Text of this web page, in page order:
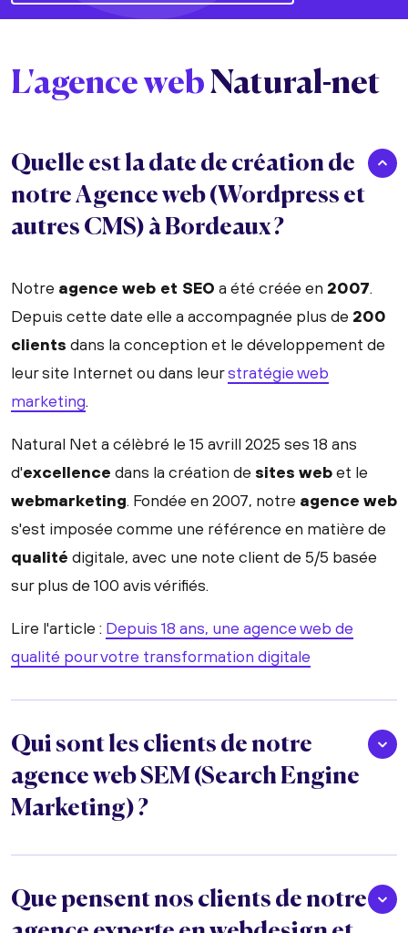
L'agence webNatural-net
Quelle est la date de création de
notre Agence web (Wordpress et
autres CMS) à Bordeaux ?
Notre agence web et SEO a été créée en 2007.
Depuis cette date elle a accompagnée plus de 200
clients dans la conception et le développement de
leur site Internet ou dans leurstratégie web
marketing.
Natural Net a célèbré le 15 avrill 2025 ses 18 ans
d'excellence dans la création de sites webet le
webmarketing. Fondée en 2007, notre agence web
s'est imposée comme une référence en matière de
qualité digitale, avec une note client de 5/5 basée
sur plus de 100 avis vérifiés.
Lire l'article : Depuis 18 ans, une agence web de
qualité pour votre transformation digitale
Qui sont les clients de notre
agence web SEM (Search Engine
Marketing) ?
Que pensent nos clients de notre